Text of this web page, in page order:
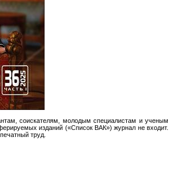
соискателям, молодым специалистам и ученым
изданий («Список ВАК») журнал не входит.
труд.